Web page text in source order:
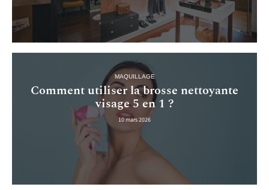
MAQUILLAGE
Comment utiliser la brosse nettoyante
visage 5 en 1 ?
10 mars 2026